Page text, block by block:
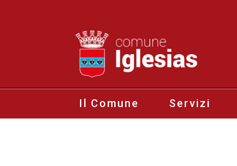
Il Comune Servizi